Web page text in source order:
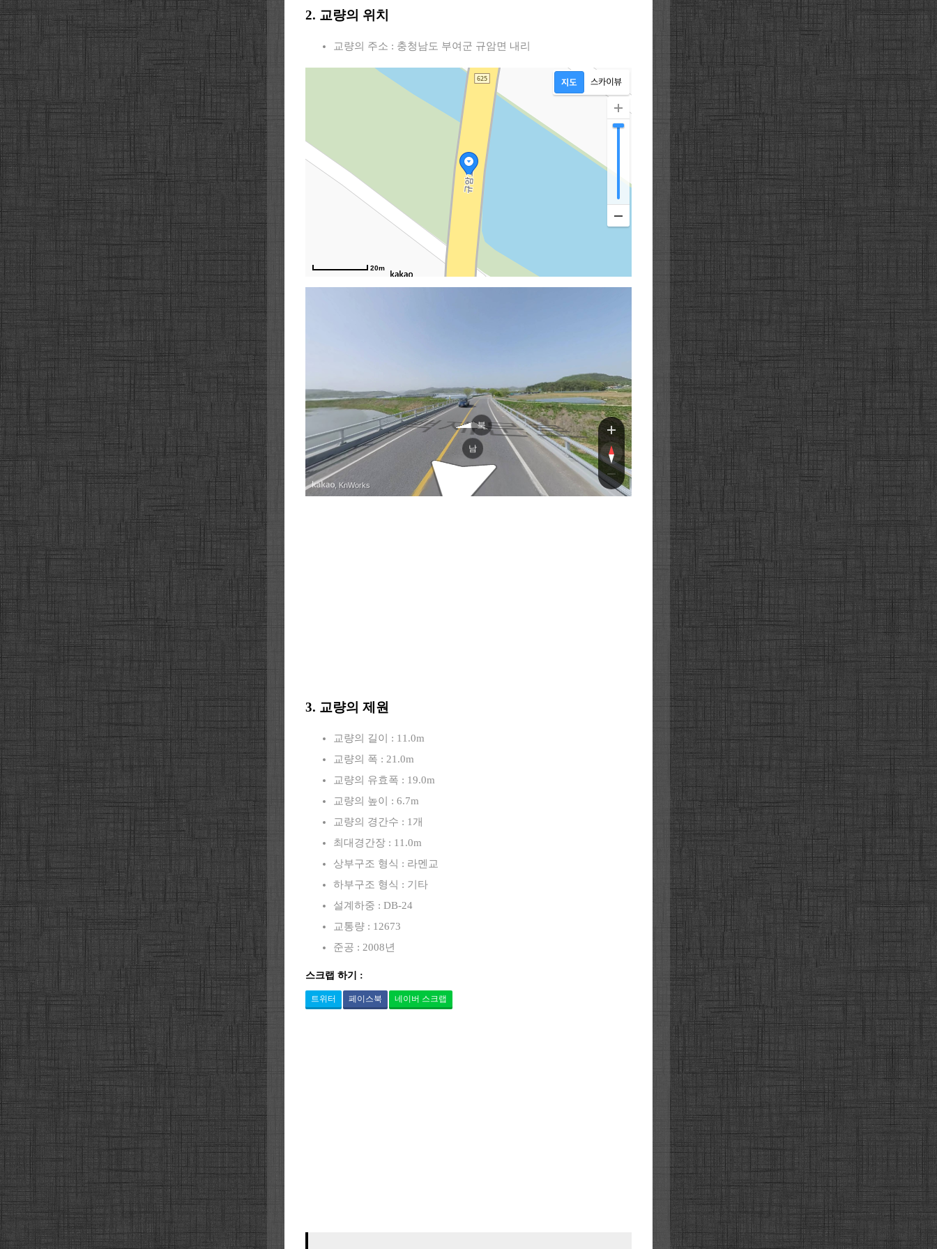
2. 교량의 위치
교량의 주소 : 충청남도 부여군 규암면 내리
20m
백제문로
북
남
, KnWorks
3. 교량의 제원
교량의 길이 : 11.0m
교량의 폭 : 21.0m
교량의 유효폭 : 19.0m
교량의 높이 : 6.7m
교량의 경간수 : 1개
최대경간장 : 11.0m
상부구조 형식 : 라멘교
하부구조 형식 : 기타
설계하중 : DB-24
교통량 : 12673
준공 : 2008년
스크랩 하기 :
트위터 페이스북 네이버 스크랩